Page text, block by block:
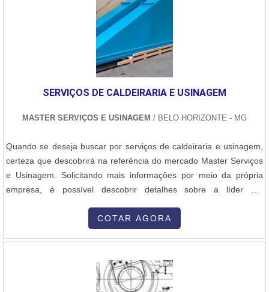
a empresa oferece, sempre com ótima qualidade e excelente
custo-benefício.Com o objetivo de trazer a satisfação a todos os
clientes, a empresa entende que seu melhor destaque é conquistar
a confiança de cada um. Tudo isso só é possível através do
investimento em equipamentos modernos e profissionais
experientes.A Master Serviços e Usinagem é uma empresa que
tem sido preferência no segmento por toda seriedade e qualidade
parceiros..
SERVIÇOS DE CALDEIRARIA E USINAGEM
MASTER SERVIÇOS E USINAGEM / BELO HORIZONTE - MG
Quando se deseja buscar por serviços de caldeiraria e usinagem,
certeza que descobrirá na referência do mercado Master Serviços
e Usinagem. Solicitando mais informações por meio da própria
empresa, é possível descobrir detalhes sobre a líder em
USINAGEMSe alguém quer achar serviços de caldeiraria e
de mercado quando o assunto é reforma de vagões e fabricação
de pantógrafos, a companhia disponibiliza tudo que há de mais
COTAR AGORA